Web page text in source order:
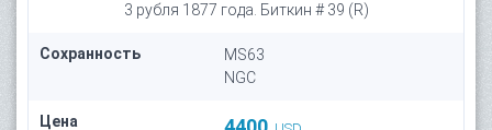
3 рубля 1877 года. Биткин # 39 (R)
Сохранность
MS63
NGC
Цена